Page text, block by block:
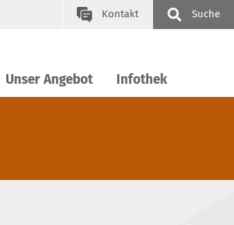
Kontakt Suche
Unser Angebot Infothek